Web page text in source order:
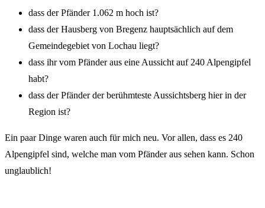
dass der Pfänder 1.062 m hoch ist?
dass der Hausberg von Bregenz hauptsächlich auf dem
Gemeindegebiet von Lochau liegt?
dass ihr vom Pfänder aus eine Aussicht auf 240 Alpengipfel
habt?
dass der Pfänder der berühmteste Aussichtsberg hier in der
Region ist?
Ein paar Dinge waren auch für mich neu. Vor allen, dass es 240
Alpengipfel sind, welche man vom Pfänder aus sehen kann. Schon
unglaublich!